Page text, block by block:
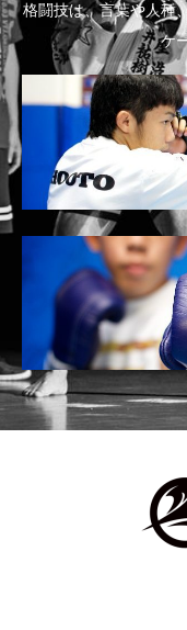
格闘技は、言葉や人種
ケ